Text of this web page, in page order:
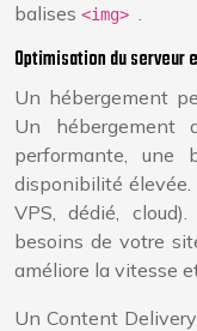
balises <img> .
Optimisation du
Un hébergement
Un hébergement
performante, une
disponibilité
VPS, dédié,
besoins de votre
améliore la vitesse
Un Content